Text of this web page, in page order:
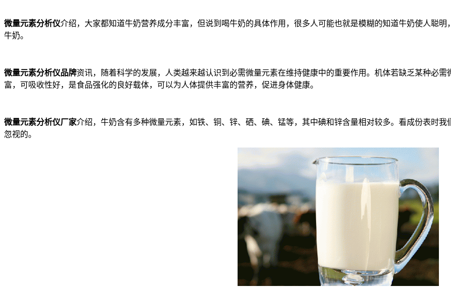
微量元素分析仪介绍，大家都知道牛奶营养成分丰富，但说到喝牛奶的具体作用，很多人可能也就是模糊的知道牛奶使人聪
牛奶。
微量元素分析仪品牌资讯，随着科学的发展，人类越来越认识到必需微量元素在维持健康中的重要作用。机体若缺乏某种必
富，可吸收性好，是食品强化的良好载体，可以为人体提供丰富的营养，促进身体健康。
微量元素分析仪厂家介绍，牛奶含有多种微量元素，如铁、铜、锌、硒、碘、锰等，其中碘和锌含量相对较多。看成份表时
忽视的。